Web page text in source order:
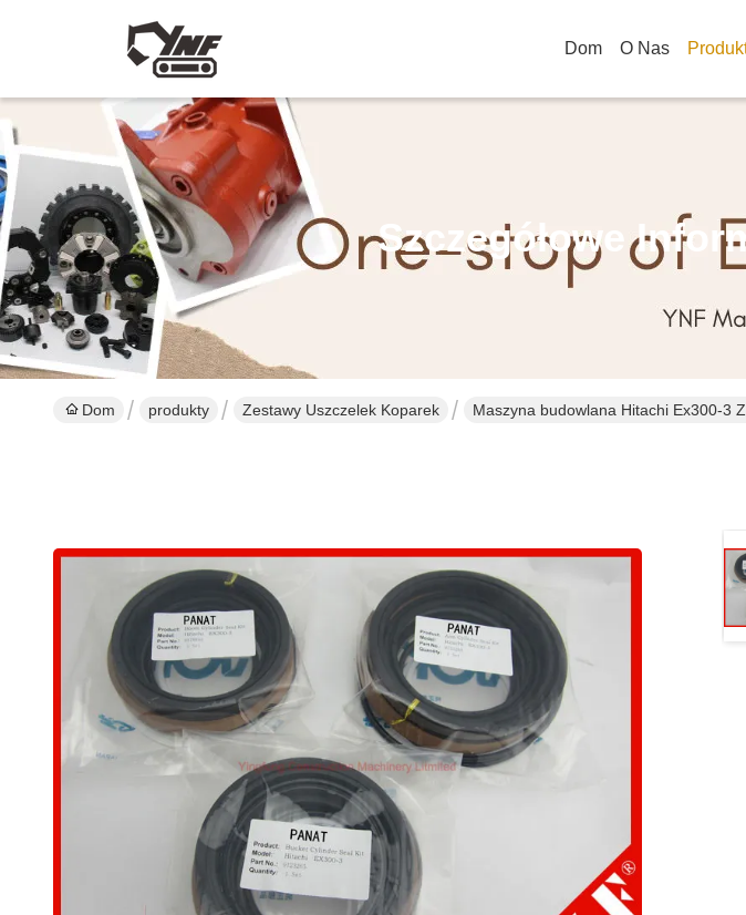
Dom O Nas
Szczegółowe
Dom produkty Zestawy Uszczelek Koparek Maszyna budowlana Hitachi Ex300-3